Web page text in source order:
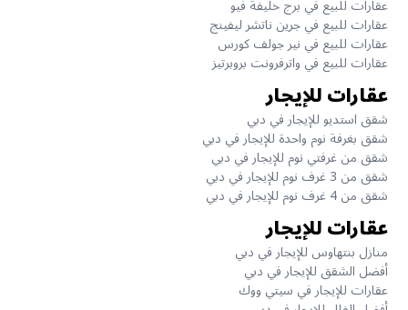
عقارات للبيع في برج خليفة فيو
عقارات للبيع في جرين ناتشر ليفينج
عقارات للبيع في نير جولف كورس
عقارات للبيع في واترفرونت بروبرتيز
عقارات للإيجار
شقق استديو للإيجار في دبي
شقق بغرفة نوم واحدة للإيجار في دبي
شقق من غرفتي نوم للإيجار في دبي
شقق من 3 غرف نوم للإيجار في دبي
شقق من 4 غرف نوم للإيجار في دبي
عقارات للإيجار
منازل بنتهاوس للإيجار في دبي
أفضل الشقق للإيجار في دبي
عقارات للإيجار في سيتي ووك